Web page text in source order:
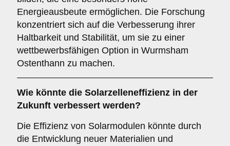
Energieausbeute ermöglichen. Die Forschung
konzentriert sich auf die Verbesserung ihrer
Haltbarkeit und Stabilität, um sie zu einer
wettbewerbsfähigen Option in Wurmsham
Ostenthann zu machen.
Wie könnte die Solarzelleneffizienz in der
Zukunft verbessert werden?
Die Effizienz von Solarmodulen könnte durch
die Entwicklung neuer Materialien und